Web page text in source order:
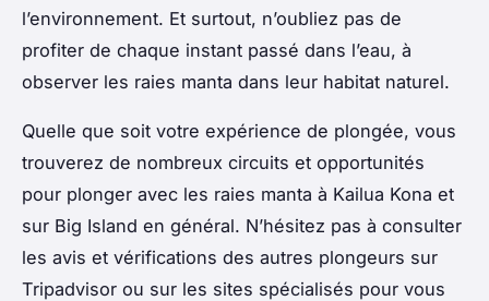
l’environnement. Et surtout, n’oubliez pas de
profiter de chaque instant passé dans l’eau, à
observer les raies manta dans leur habitat naturel.
Quelle que soit votre expérience de plongée, vous
trouverez de nombreux circuits et opportunités
pour plonger avec les raies manta à Kailua Kona et
sur Big Island en général. N’hésitez pas à consulter
les avis et vérifications des autres plongeurs sur
Tripadvisor ou sur les sites spécialisés pour vous